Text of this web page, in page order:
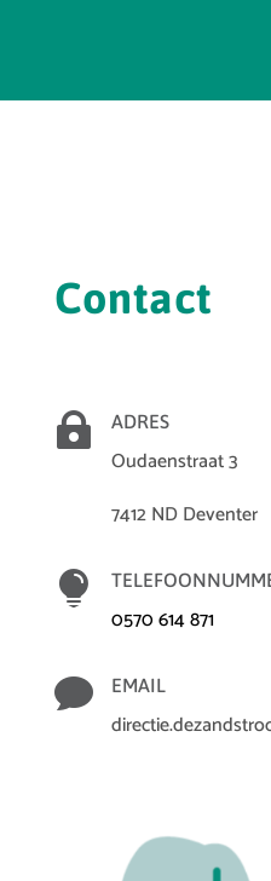
Contact
 ADRES
Oudaenstraat 3
7412 ND Deventer

0570 614 871
 EMAIL